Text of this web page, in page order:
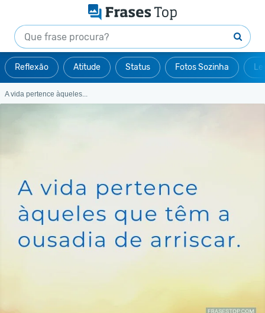
Reflexão Atitude Status Fotos Sozinha
A vida pertence àqueles...